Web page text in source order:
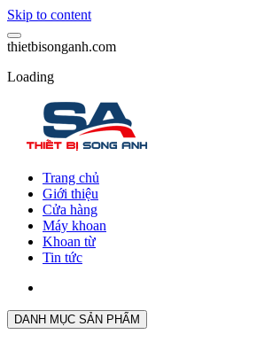
Skip to content
thietbisonganh.com
Loading
Trang chủ
Giới thiệu
Cửa hàng
Máy khoan
Khoan từ
Tin tức
DANH MỤC SẢN PHẨM